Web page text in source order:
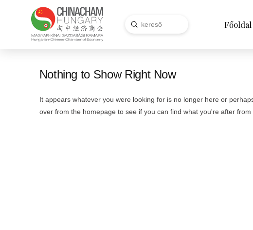
Search
Submit Főoldal
Nothing to Show Right Now
It appears whatever you were looking for is no longer here or
over from the homepage to see if you can find what you're after from